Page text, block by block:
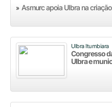
» Asmurc apoia Ulbra na
Ulbra Itumbiara
Congresso
Ulbra e